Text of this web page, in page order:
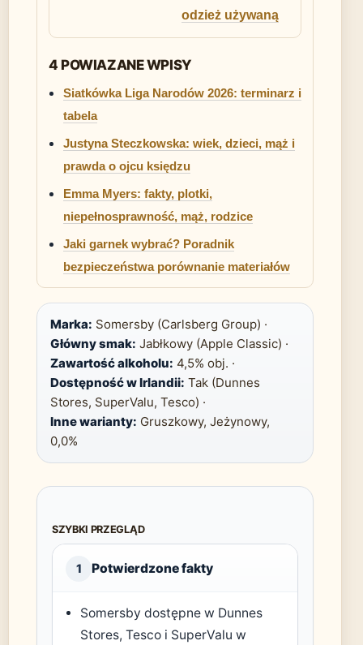
odzież używaną
4 POWIAZANE WPISY
Siatkówka Liga Narodów 2026: terminarz i
tabela
Justyna Steczkowska: wiek, dzieci, mąż i
prawda o ojcu księdzu
Emma Myers: fakty, plotki,
niepełnosprawność, mąż, rodzice
Jaki garnek wybrać? Poradnik
bezpieczeństwa porównanie materiałów
Marka: Somersby (Carlsberg Group) ·
Główny smak: Jabłkowy (Apple Classic) ·
Zawartość alkoholu: 4,5% obj. ·
Dostępność w Irlandii: Tak (Dunnes
Stores, SuperValu, Tesco) ·
Inne warianty: Gruszkowy, Jeżynowy,
0,0%
SZYBKI PRZEGLĄD
1 Potwierdzone fakty
Somersby dostępne w Dunnes
Stores, Tesco i SuperValu w